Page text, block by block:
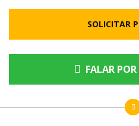
SOLICITAR
FALAR